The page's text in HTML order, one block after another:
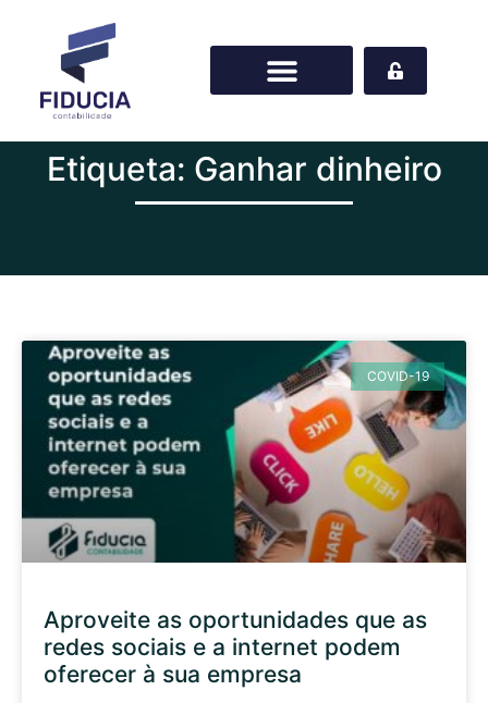
Etiqueta: Ganhar dinheiro
COVID-19
Aproveite as oportunidades que as
redes sociais e a internet podem
oferecer à sua empresa